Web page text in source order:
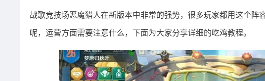
战歌竞技场恶魔猎人在新版本中非常的强势，很多玩家都用这个阵
呢，运营方面需要注意什么，下面为大家分享详细的吃鸡教程。